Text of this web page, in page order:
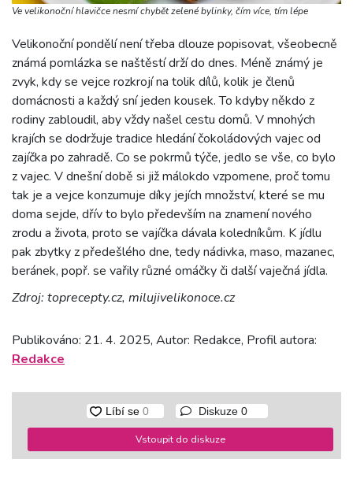
Ve velikonoční hlavičce nesmí chybět zelené bylinky, čím více, tím lépe
Velikonoční pondělí není třeba dlouze popisovat, všeobecně
známá pomlázka se naštěstí drží do dnes. Méně známý je
zvyk, kdy se vejce rozkrojí na tolik dílů, kolik je členů
domácnosti a každý sní jeden kousek. To kdyby někdo z
rodiny zabloudil, aby vždy našel cestu domů. V mnohých
krajích se dodržuje tradice hledání čokoládových vajec od
zajíčka po zahradě. Co se pokrmů týče, jedlo se vše, co bylo
z vajec. V dnešní době si již málokdo vzpomene, proč tomu
tak je a vejce konzumuje díky jejích množství, které se mu
doma sejde, dřív to bylo především na znamení nového
zrodu a života, proto se vajíčka dávala koledníkům. K jídlu
pak zbytky z předešlého dne, tedy nádivka, maso, mazanec,
beránek, popř. se vařily různé omáčky či další vaječná jídla.
Zdroj: toprecepty.cz, milujivelikonoce.cz
Publikováno: 21. 4. 2025, Autor: Redakce, Profil autora:
Redakce
Diskuze 0
Vstoupit do diskuze